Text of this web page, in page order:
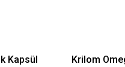
Kapsül Krilom